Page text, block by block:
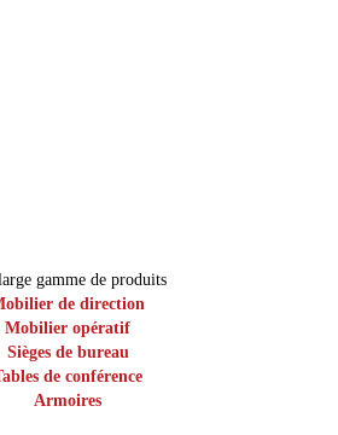
gamme de produits
de direction
Mobilier opératif
Sièges de bureau
de conférence
Armoires